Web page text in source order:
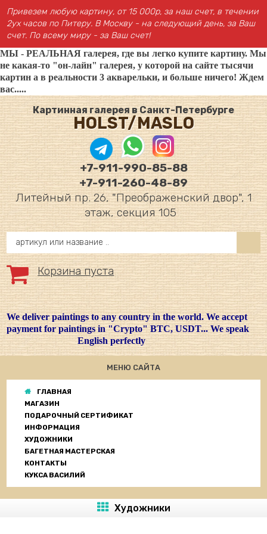
Привезем любую картину, от 15 000р, за наш счет, в течении
2ух часов по Питеру. В Москву - на следующий день, за Ваш
счет. По всему миру - за Ваш счет!
МЫ - РЕАЛЬНАЯ галерея, где вы легко купите картину. Мы
не какая-то "он-лайн" галерея, у которой на сайте тысячи
картин а в реальности 3 акварельки, и больше ничего! Ждем
вас.....
Картинная галерея в Санкт-Петербурге
HOLST/MASLO
+7-911-990-85-88
+7-911-260-48-89
Литейный пр. 26, "Преображенский двор", 1
этаж, секция 105
Корзина пуста
We deliver paintings to any country in the world. We accept
payment for paintings in "Crypto" BTC, USDT... We speak
English perfectly
МЕНЮ САЙТА
ГЛАВНАЯ
МАГАЗИН
ПОДАРОЧНЫЙ СЕРТИФИКАТ
ИНФОРМАЦИЯ
ХУДОЖНИКИ
БАГЕТНАЯ МАСТЕРСКАЯ
КОНТАКТЫ
КУКСА ВАСИЛИЙ
Художники